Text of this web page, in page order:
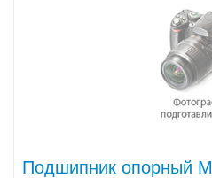
Подшипник опорный